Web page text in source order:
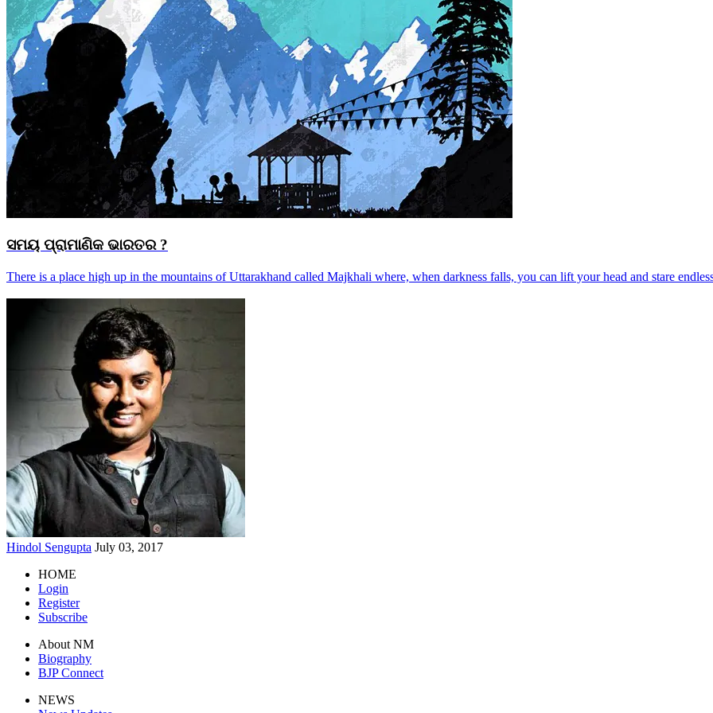
ସମୟ ପ୍ରାମାଣିକ ଭାରତର ?
There is a place high up in the mountains of Uttarakhand called Majkhali where, when darkness falls, you can lift your head and stare
Hindol Sengupta July 03, 2017
HOME
Login
Register
Subscribe
About NM
Biography
BJP Connect
NEWS